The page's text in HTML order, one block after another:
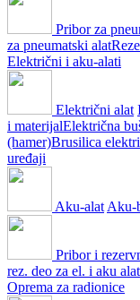
Pribor za
za pneumatski alat
Električni i aku-alati
Električni alat
i materijalElektrična
(hamer)Brusilica
uređaji
Aku-alat Aku-
Pribor i
rez. deo za el. i aku alat
Oprema za radionice